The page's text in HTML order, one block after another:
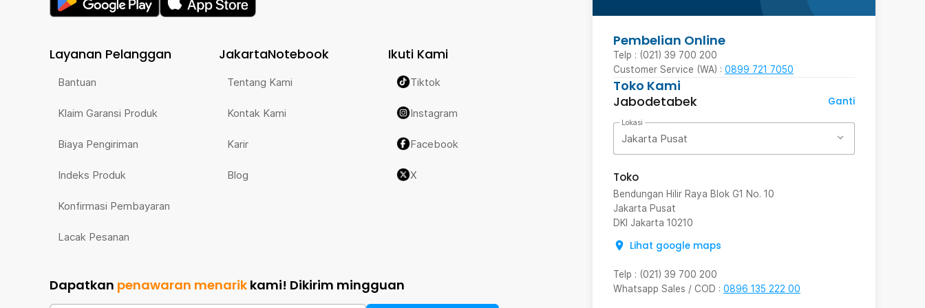
Pembelian Online
Telp : (021) 39 700 200
Customer Service (WA) : 0899 721 7050
Toko Kami
Jabodetabek
Ganti
Lokasi
Jakarta Pusat
Toko
Bendungan Hilir Raya Blok G1 No. 10
Jakarta Pusat
DKI Jakarta 10210
Lihat google maps
Telp : (021) 39 700 200
Whatsapp Sales / COD : 0896 135 222 00
Layanan Pelanggan
Bantuan
Klaim Garansi Produk
Biaya Pengiriman
Indeks Produk
Konfirmasi Pembayaran
Lacak Pesanan
JakartaNotebook
Tentang Kami
Kontak Kami
Karir
Blog
Ikuti Kami
Tiktok
Instagram
Facebook
X
Dapatkan penawaran menarik kami! Dikirim mingguan